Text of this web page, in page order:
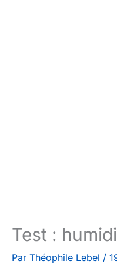
Test :
Par Théophile Lebel /